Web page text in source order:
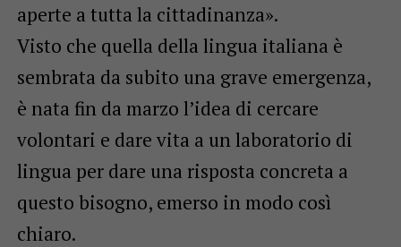
aperte a tutta la cittadinanza».
Visto che quella della lingua italiana è
sembrata da subito una grave emergenza,
è nata fin da marzo l’idea di cercare
volontari e dare vita a un laboratorio di
lingua per dare una risposta concreta a
questo bisogno, emerso in modo così
chiaro.